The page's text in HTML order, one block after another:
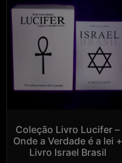
Coleção Livro Lucifer –
Onde a Verdade é a lei +
Livro Israel Brasil